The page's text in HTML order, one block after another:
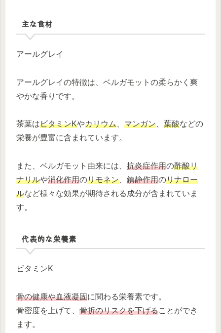
主な食材
アールグレイ
アールグレイの特徴は、ベルガモットの柔らかく爽
やかな香りです。
茶葉はビタミンKやカリウム マンガン 葉酸などの
栄養が豊富に含まれています。
また、ベルガモット由来には、 抗炎症作用の酢酸リ
ナリルや消化作用のリモネン 鎮静作用のリナロー
ルなど様々な効果が期待される成分が含まれていま
す。
代表的な栄養素
ビタミンK
骨の健康や血液凝固に関わる栄養素です。
骨密度を上げて、 骨折のリスクを下げることができ
ます。